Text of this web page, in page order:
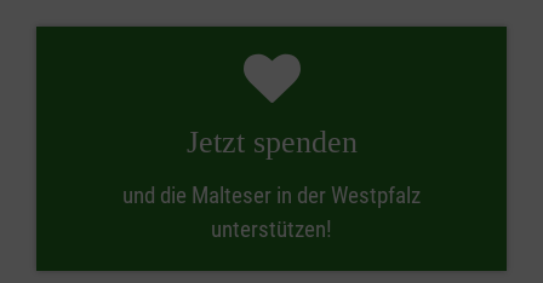
Jetzt spenden
und die Malteser in der Westpfalz
unterstützen!